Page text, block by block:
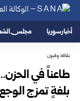
أخبار سوريا مجلس
ثقافة وفنون
طاعناً في
بلغةٍ تمزج